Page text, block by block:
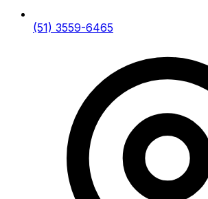
(51) 3559-6465